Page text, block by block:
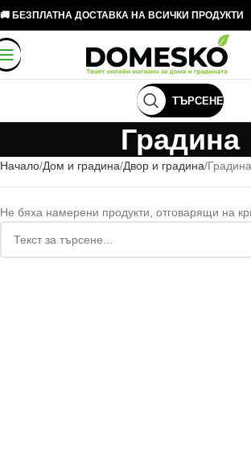
🚚 БЕЗПЛАТНА ДОСТАВКА НА ВСИЧКИ ПРОДУКТИ
ТЪРСЕНЕ
Градина
Начало Дом и градина Двор и градина Градина
Не бяха намерени продукти, отговарящи на